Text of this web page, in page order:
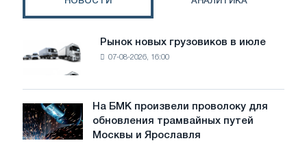
Рынок
новых
грузовиков
в
июле
Рынок новых грузовиков в июле
07-08-2026, 16:00
На
БМК
произвели
На БМК произвели проволоку для
обновления трамвайных путей
Москвы и Ярославля